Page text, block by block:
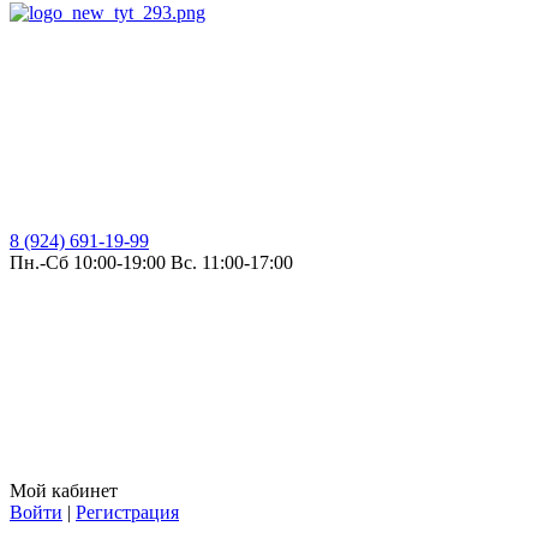
8 (924) 691-19-99
Пн.-Сб 10:00-19:00 Вс. 11:00-17:00
Мой кабинет
Войти | Регистрация